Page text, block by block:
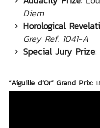
Diem
Horological
Grey Ref. 1041-A
Special Jury Prize
“Aiguille d’Or” Grand Prix: